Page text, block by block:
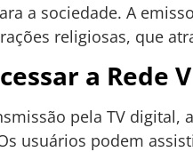
a sociedade. A
religiosas, que
a
pela TV digital,
usuários podem